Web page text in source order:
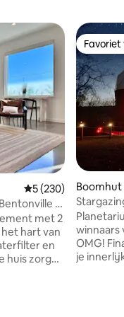
Gemiddelde
5 (230)
(2
met 2
het hart van
zorgen
Boomhut
Beaver
winnaars
OMG!
je